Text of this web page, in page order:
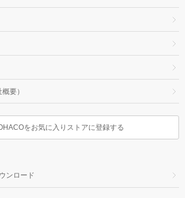
要）
をお気に入りストアに登録する
ンロード